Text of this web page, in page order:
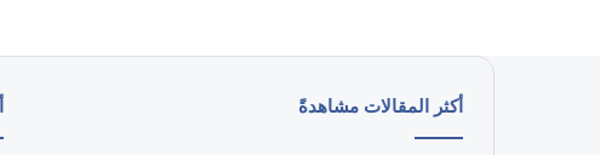
أكثر المقالات مشاهدةً